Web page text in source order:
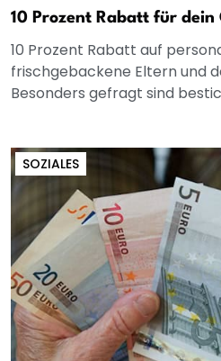
10 Prozent Rabatt für
10 Prozent Rabatt auf
frischgebackene Eltern und
Besonders gefragt sind
SOZIALES